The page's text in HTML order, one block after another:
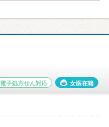
電子処方せん対応 女医在籍